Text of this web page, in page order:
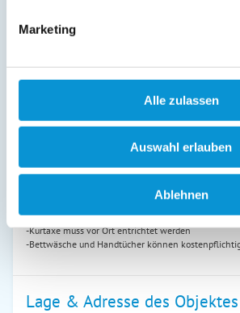
Marketing
Alle zulassen
Auswahl erlauben
Ablehnen
Endreinigung:
160 € ist bereits im
Sie möchten länger als eine Woche mieten?
-Restzahlung: 2 Wochen vor Anreise
-in der Haupt-und Mittelsaison erfolgt die
(Ausnahme zwischen zwei Vermietungen ist ein
-Kurtaxe muss vor Ort entrichtet werden
-Bettwäsche und Handtücher können
Lage & Adresse des Objektes